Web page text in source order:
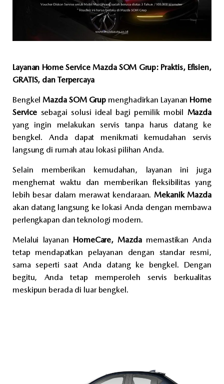
Layanan Home Service Mazda SOM Grup: Praktis, Efisien,
GRATIS, dan Terpercaya
BengkelMazda SOM Grup menghadirkan Layanan Home
Service sebagai solusi ideal bagi pemilik mobil Mazda
yang ingin melakukan servis tanpa harus datang ke
bengkel. Anda dapat menikmati kemudahan servis
langsung di rumah atau lokasi pilihan Anda.
Selain memberikan kemudahan, layanan ini juga
menghemat waktu dan memberikan fleksibilitas yang
lebih besar dalam merawat kendaraan.Mekanik Mazda
akan datang langsung ke lokasi Anda dengan membawa
perlengkapan dan teknologi modern.
Melalui layanan HomeCare, Mazdamemastikan Anda
tetap mendapatkan pelayanan dengan standar resmi,
sama seperti saat Anda datang ke bengkel. Dengan
begitu, Anda tetap memperoleh servis berkualitas
meskipun berada di luar bengkel.